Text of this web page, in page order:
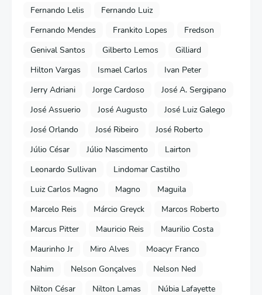
Fernando Lelis
Fernando Luiz
Fernando Mendes
Frankito Lopes
Fredson
Genival Santos
Gilberto Lemos
Gilliard
Hilton Vargas
Ismael Carlos
Ivan Peter
Jerry Adriani
Jorge Cardoso
José A. Sergipano
José Assuerio
José Augusto
José Luiz Galego
José Orlando
José Ribeiro
José Roberto
Júlio César
Júlio Nascimento
Lairton
Leonardo Sullivan
Lindomar Castilho
Luiz Carlos Magno
Magno
Maguila
Marcelo Reis
Márcio Greyck
Marcos Roberto
Marcus Pitter
Mauricio Reis
Maurilio Costa
Maurinho Jr
Miro Alves
Moacyr Franco
Nahim
Nelson Gonçalves
Nelson Ned
Nilton César
Nilton Lamas
Núbia Lafayette